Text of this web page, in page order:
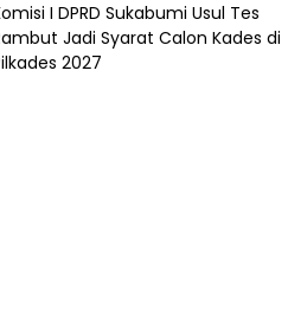
I DPRD Sukabumi Usul Tes
Jadi Syarat Calon Kades di
2027